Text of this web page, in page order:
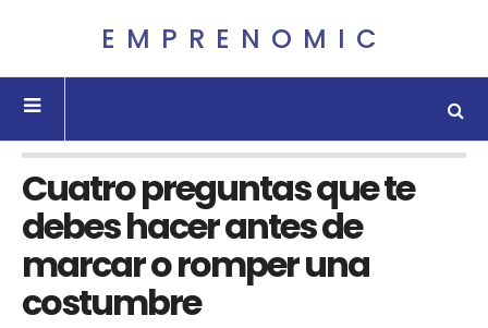
EMPRENOMIC
Cuatro preguntas que te
debes hacer antes de
marcar o romper una
costumbre